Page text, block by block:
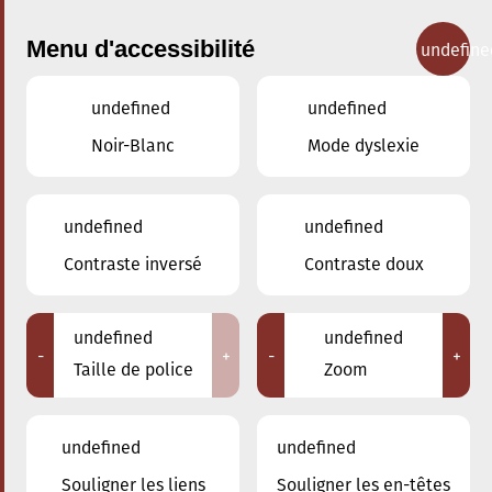
Concerts
Adresse
Menu d'accessibilité
undefined
Noir-Blanc
undefined
Mode dyslexie
undefined
Contraste inversé
undefined
Contraste doux
-
undefined
Taille de police
+ -
undefined
Zoom
+
undefined
Souligner les liens
undefined
Souligner les en-têtes